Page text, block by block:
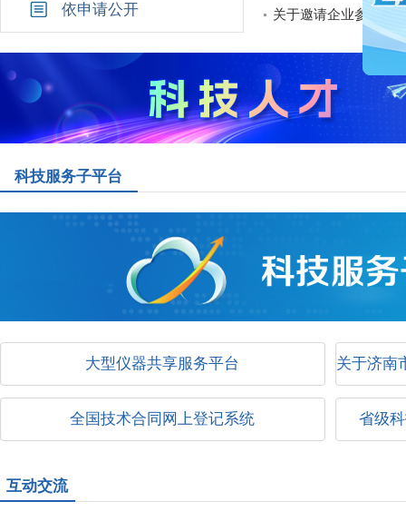
依申请公开 关于邀请企业参加“
科技服务子平台
大型仪器共享服务平台 关于济南
全国技术合同网上登记系统 省级
互动交流